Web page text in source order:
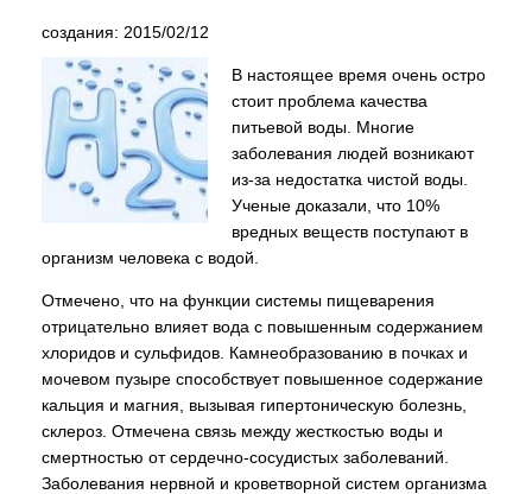
создания: 2015/02/12
В настоящее время очень остро
стоит проблема качества
питьевой воды. Многие
заболевания людей возникают
из-за недостатка чистой воды.
Ученые доказали, что 10%
вредных веществ поступают в
организм человека с водой.
Отмечено, что на функции системы пищеварения
отрицательно влияет вода с повышенным содержанием
хлоридов и сульфидов. Камнеобразованию в почках и
мочевом пузыре способствует повышенное содержание
кальция и магния, вызывая гипертоническую болезнь,
склероз. Отмечена связь между жесткостью воды и
смертностью от сердечно-сосудистых заболеваний.
Заболевания нервной и кроветворной систем организма